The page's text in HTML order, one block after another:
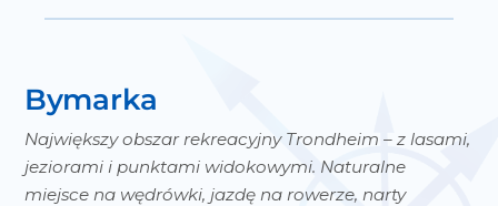
Bymarka
Największy obszar rekreacyjny Trondheim – z lasami,
jeziorami i punktami widokowymi. Naturalne
miejsce na wędrówki, jazdę na rowerze, narty